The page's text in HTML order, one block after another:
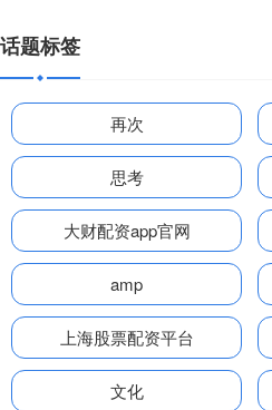
话题标签
再次
思考
大财配资app官网
amp
上海股票配资平台
文化